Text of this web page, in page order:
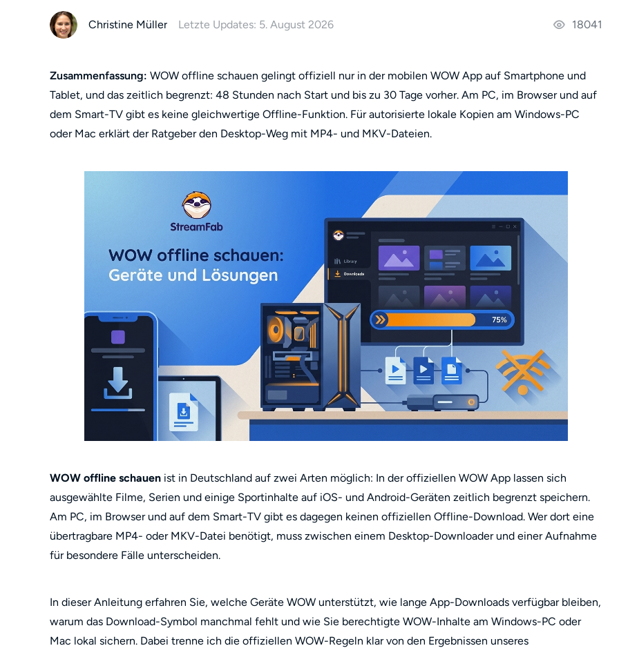
Christine Müller Letzte Updates: 5. August 2026 18041
Zusammenfassung: WOW offline schauen gelingt offiziell nur in der mobilen WOW App auf Smartphone und
Tablet, und das zeitlich begrenzt: 48 Stunden nach Start und bis zu 30 Tage vorher. Am PC, im Browser und auf
dem Smart-TV gibt es keine gleichwertige Offline-Funktion. Für autorisierte lokale Kopien am Windows-PC
oder Mac erklärt der Ratgeber den Desktop-Weg mit MP4- und MKV-Dateien.
WOW offline schauen ist in Deutschland auf zwei Arten möglich: In der offiziellen WOW App lassen sich
ausgewählte Filme, Serien und einige Sportinhalte auf iOS- und Android-Geräten zeitlich begrenzt speichern.
Am PC, im Browser und auf dem Smart-TV gibt es dagegen keinen offiziellen Offline-Download. Wer dort eine
übertragbare MP4- oder MKV-Datei benötigt, muss zwischen einem Desktop-Downloader und einer Aufnahme
für besondere Fälle unterscheiden.
In dieser Anleitung erfahren Sie, welche Geräte WOW unterstützt, wie lange App-Downloads verfügbar bleiben,
warum das Download-Symbol manchmal fehlt und wie Sie berechtigte WOW-Inhalte am Windows-PC oder
Mac lokal sichern. Dabei trenne ich die offiziellen WOW-Regeln klar von den Ergebnissen unseres